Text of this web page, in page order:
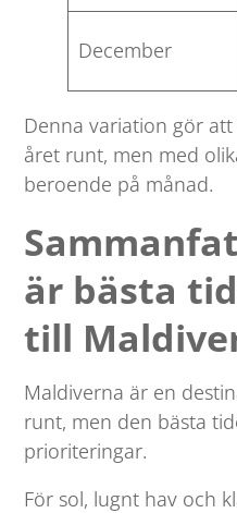
December
Denna variation gör
året runt, men med
beroende på månad.
är bästa
till
Maldiverna är en
runt, men den bästa
prioriteringar.
För sol, lugnt hav och